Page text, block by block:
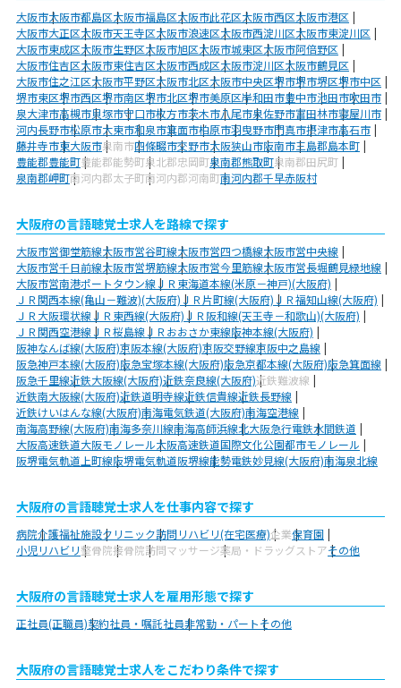
大阪市大阪市都島区大阪市福島区大阪市此花区大阪市西区大阪市港区
大阪市大正区大阪市天王寺区大阪市浪速区大阪市西淀川区大阪市東淀川区
大阪市東成区大阪市生野区大阪市旭区大阪市城東区大阪市阿倍野区
大阪市住吉区大阪市東住吉区大阪市西成区大阪市淀川区大阪市鶴見区
大阪市住之江区大阪市平野区大阪市北区大阪市中央区堺市堺市堺区堺市中区
堺市東区堺市西区堺市南区堺市北区堺市美原区岸和田市豊中市池田市吹田市
泉大津市高槻市貝塚市守口市枚方市茨木市八尾市泉佐野市富田林市寝屋川市
河内長野市松原市大東市和泉市箕面市柏原市羽曳野市門真市摂津市高石市
藤井寺市東大阪市泉南市四條畷市交野市大阪狭山市阪南市三島郡島本町
豊能郡豊能町豊能郡能勢町泉北郡忠岡町泉南郡熊取町泉南郡田尻町
泉南郡岬町南河内郡太子町南河内郡河南町南河内郡千早赤阪村
大阪府の言語聴覚士求人を路線で探す
大阪市営御堂筋線大阪市営谷町線大阪市営四つ橋線大阪市営中央線
大阪市営千日前線大阪市営堺筋線大阪市営今里筋線大阪市営長堀鶴見緑地線
大阪市営南港ポートタウン線ＪＲ東海道本線(米原－神戸)(大阪府)
ＪＲ関西本線(亀山－難波)(大阪府)ＪＲ片町線(大阪府)ＪＲ福知山線(大阪府)
ＪＲ大阪環状線ＪＲ東西線(大阪府)ＪＲ阪和線(天王寺－和歌山)(大阪府)
ＪＲ関西空港線ＪＲ桜島線ＪＲおおさか東線阪神本線(大阪府)
阪神なんば線(大阪府)京阪本線(大阪府)京阪交野線京阪中之島線
阪急神戸本線(大阪府)阪急宝塚本線(大阪府)阪急京都本線(大阪府)阪急箕面線
阪急千里線近鉄大阪線(大阪府)近鉄奈良線(大阪府)近鉄難波線
近鉄南大阪線(大阪府)近鉄道明寺線近鉄信貴線近鉄長野線
近鉄けいはんな線(大阪府)南海電気鉄道(大阪府)南海空港線
南海高野線(大阪府)南海多奈川線南海高師浜線北大阪急行電鉄水間鉄道
大阪高速鉄道大阪モノレール大阪高速鉄道国際文化公園都市モノレール
阪堺電気軌道上町線阪堺電気軌道阪堺線能勢電鉄妙見線(大阪府)南海泉北線
大阪府の言語聴覚士求人を仕事内容で探す
病院介護福祉施設クリニック訪問リハビリ(在宅医療)企業保育園
小児リハビリ整骨院接骨院訪問マッサージ薬局・ドラッグストアその他
大阪府の言語聴覚士求人を雇用形態で探す
正社員(正職員)契約社員・嘱託社員非常勤・パートその他
大阪府の言語聴覚士求人をこだわり条件で探す